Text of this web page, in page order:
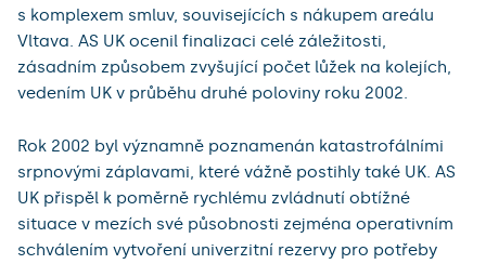
s komplexem smluv, souvisejících s nákupem areálu
Vltava. AS UK ocenil finalizaci celé záležitosti,
zásadním způsobem zvyšující počet lůžek na kolejích,
vedením UK v průběhu druhé poloviny roku 2002.
Rok 2002 byl významně poznamenán katastrofálními
srpnovými záplavami, které vážně postihly také UK. AS
UK přispěl k poměrně rychlému zvládnutí obtížné
situace v mezích své působnosti zejména operativním
schválením vytvoření univerzitní rezervy pro potřeby